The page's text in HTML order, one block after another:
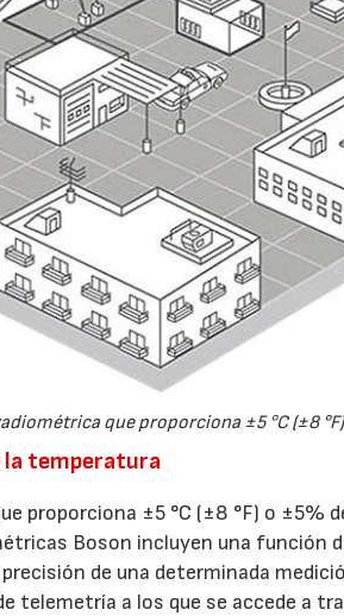
que proporciona ±5 °C (±8
la temperatura
proporciona ±5 °C (±8 °F) o ±5%
Boson incluyen una función
de una determinada
telemetría a los que se accede a